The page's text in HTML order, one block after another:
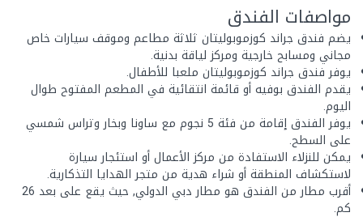
مواصفات الفندق
يضم فندق جراند كوزموبوليتان ثلاثة مطاعم وموقف سيارات خاص
مجاني ومسابح خارجية ومركز لياقة بدنية.
يوفر فندق جراند كوزموبوليتان ملعبا للأطفال.
يقدم الفندق بوفيه أو قائمة انتقائية في المطعم المفتوح طوال
اليوم.
يوفر الفندق إقامة من فئة 5 نجوم مع ساونا وبخار وتراس شمسي
على السطح.
يمكن للنزلاء الاستفادة من مركز الأعمال أو استئجار سيارة
لاستكشاف المنطقة أو شراء هدية من متجر الهدايا التذكارية.
أقرب مطار من الفندق هو مطار دبي الدولي, حيث يقع على بعد 26
كم.